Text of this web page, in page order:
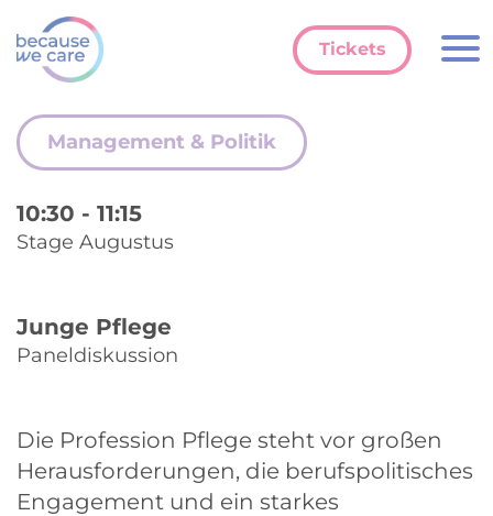
Tickets
Management & Politik
10:30 - 11:15
Stage Augustus
Junge Pflege
Paneldiskussion
Die Profession Pflege steht vor großen
Herausforderungen, die berufspolitisches
Engagement und ein starkes